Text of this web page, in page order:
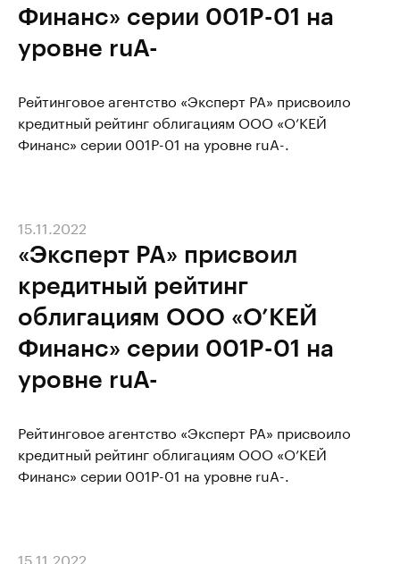
Финанс» серии 001P-01 на
уровне ruA-
Рейтинговое агентство «Эксперт РА» присвоило
кредитный рейтинг облигациям ООО «О’КЕЙ
Финанс» серии 001P-01 на уровне ruA-.
«Эксперт РА» присвоил
кредитный рейтинг
облигациям ООО «О’КЕЙ
Финанс» серии 001P-01 на
уровне ruA-
15.11.2022
Рейтинговое агентство «Эксперт РА» присвоило
кредитный рейтинг облигациям ООО «О’КЕЙ
Финанс» серии 001P-01 на уровне ruA-.
15.11.2022